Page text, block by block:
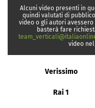
Alcuni video presenti in
quindi valutati di
video o gli autori
basterà fare
video
Verissimo
Rai 1